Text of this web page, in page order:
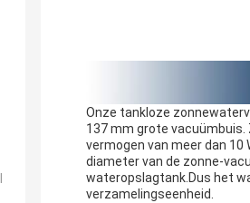
Onze tankloze
137 mm grote
vermogen van meer dan 10
diameter van de zonne-
wateropslagtank.Dus het
verzamelingseenheid.